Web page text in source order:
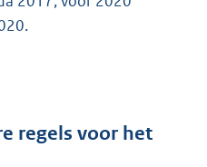
regels voor het